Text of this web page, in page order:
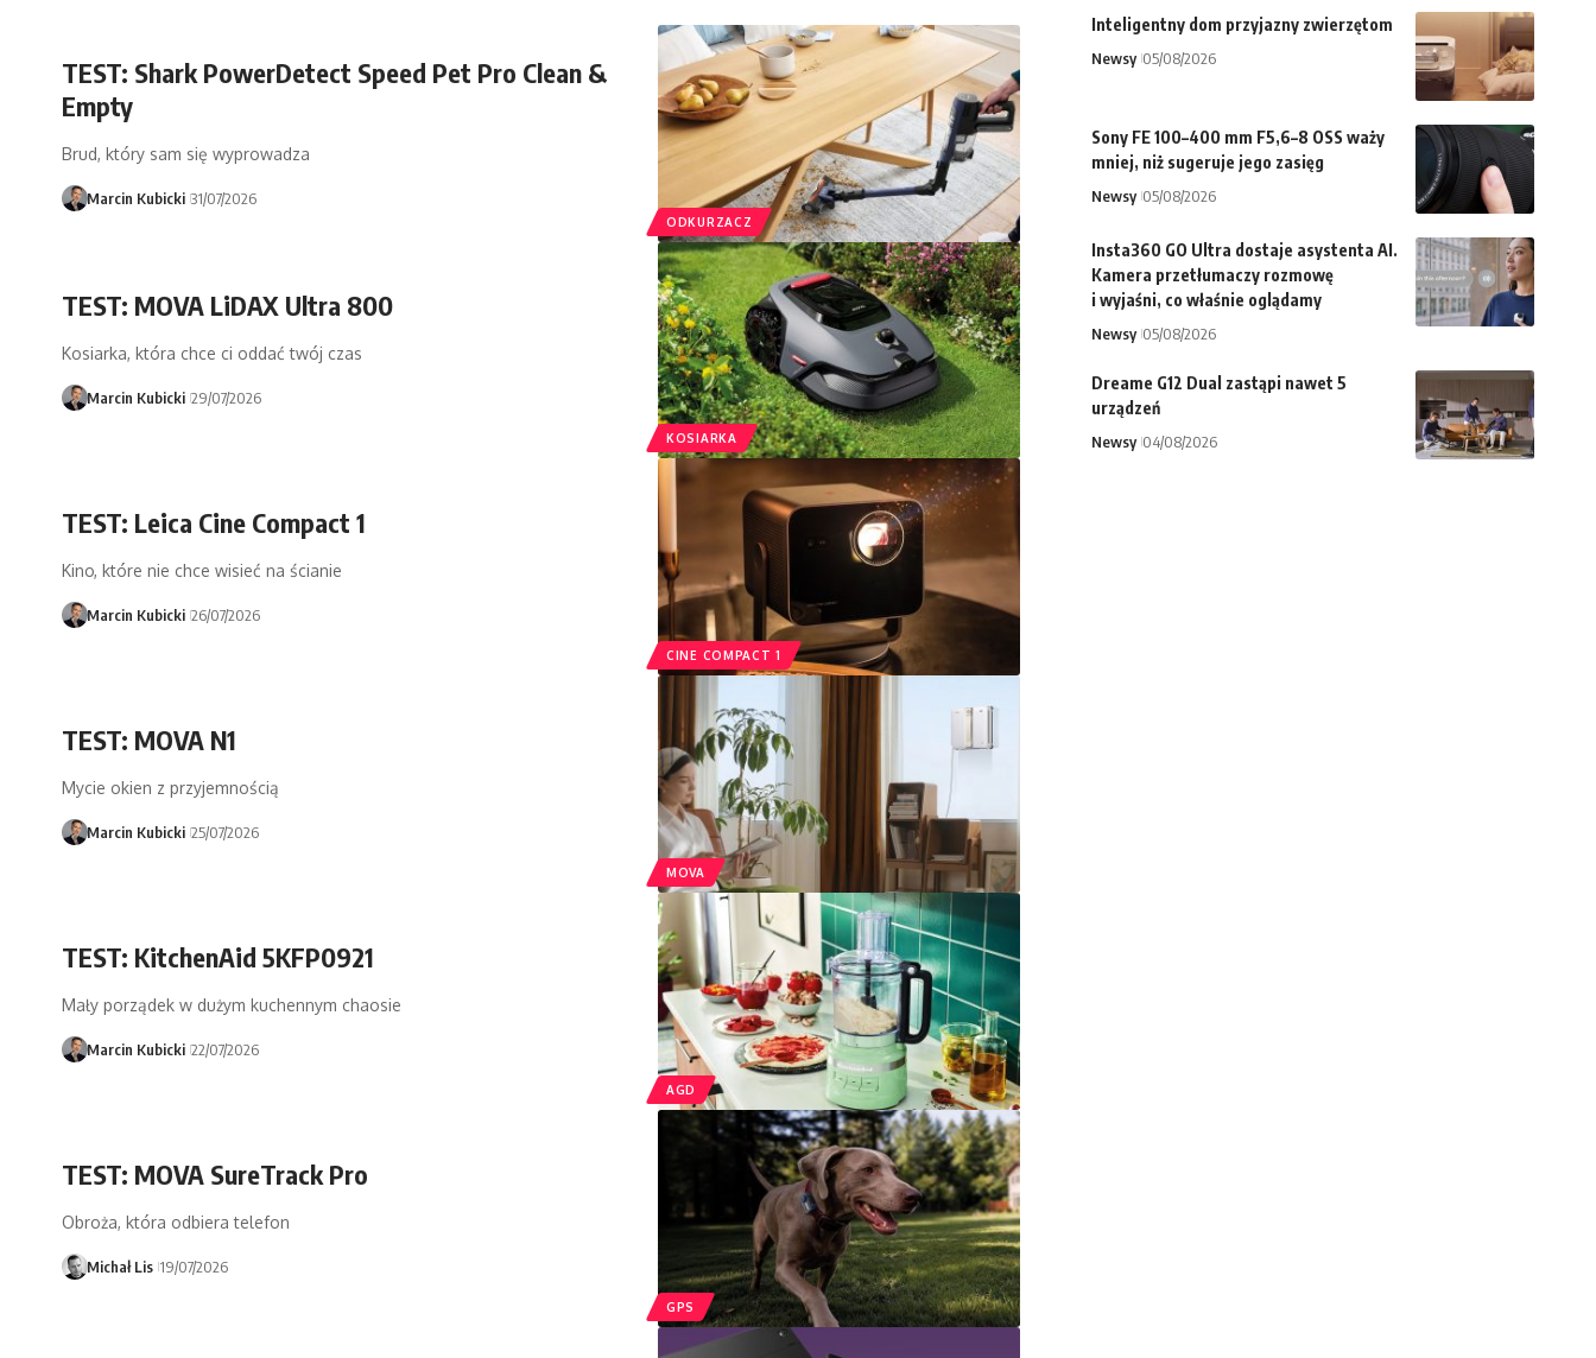
ODKURZACZ
TEST: Shark PowerDetect Speed Pet Pro Clean &
Empty
Brud, który sam się wyprowadza
Marcin Kubicki 31/07/2026
KOSIARKA
TEST: MOVA LiDAX Ultra 800
Kosiarka, która chce ci oddać twój czas
Marcin Kubicki 29/07/2026
CINE COMPACT 1
TEST: Leica Cine Compact 1
Kino, które nie chce wisieć na ścianie
Marcin Kubicki 26/07/2026
MOVA
TEST: MOVA N1
Mycie okien z przyjemnością
Marcin Kubicki 25/07/2026
AGD
TEST: KitchenAid 5KFP0921
Mały porządek w dużym kuchennym chaosie
Marcin Kubicki 22/07/2026
GPS
TEST: MOVA SureTrack Pro
Obroża, która odbiera telefon
Michał Lis 19/07/2026
Inteligentny dom przyjazny zwierzętom
Newsy 05/08/2026
Sony FE 100–400 mm F5,6–8 OSS waży
mniej, niż sugeruje jego zasięg
Newsy 05/08/2026
Insta360 GO Ultra dostaje asystenta AI.
Kamera przetłumaczy rozmowę
i wyjaśni, co właśnie oglądamy
Newsy 05/08/2026
Dreame G12 Dual zastąpi nawet 5
urządzeń
Newsy 04/08/2026